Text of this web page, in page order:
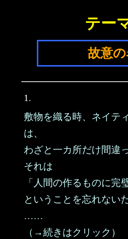
テー
故意
1.
敷物を織る時、ネイテ
は、
わざと一カ所だけ間違
それは
「人間の作るものに完
ということを忘れない
……
（→続きはクリック）